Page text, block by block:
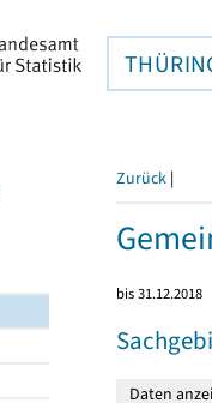
Zurück |
bis 31.12.2018